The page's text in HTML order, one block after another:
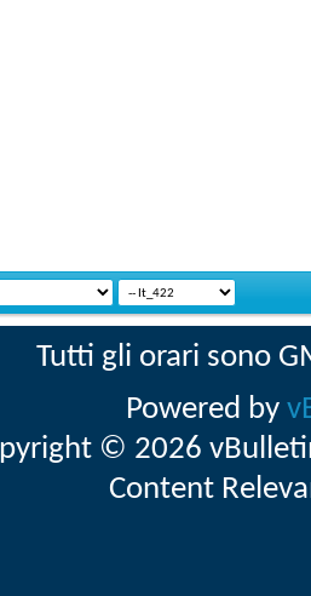
Tutti gli orari sono
Powered by
© 2026
Content